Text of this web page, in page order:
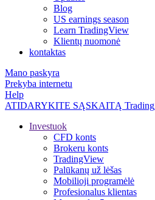
Blog
US earnings season
Learn TradingView
Klientų nuomonė
kontaktas
Mano paskyra
Prekyba internetu
Help
ATIDARYKITE SĄSKAITĄ Trading
Investuok
CFD konts
Brokeru konts
TradingView
Palūkanų už lėšas
Mobilioji programėlė
Profesionalus klientas